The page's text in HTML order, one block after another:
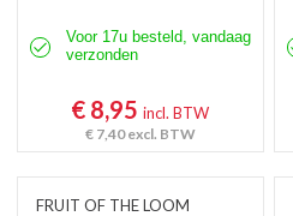
Voor 17u besteld, vandaag
verzonden
€ 8,95incl. BTW
€ 7,40excl. BTW
FRUIT OF THE LOOM